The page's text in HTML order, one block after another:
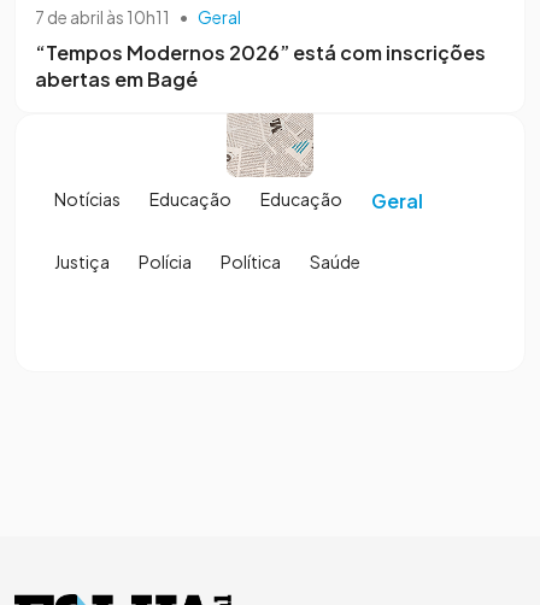
7 de abril às 10h11 • Geral
“Tempos Modernos 2026” está com inscrições
abertas em Bagé
Notícias Educação Educação Geral
Justiça Polícia Política Saúde